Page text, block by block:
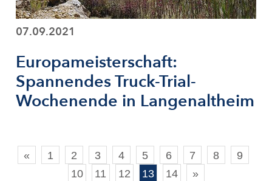
07.09.2021
Europameisterschaft:
Spannendes Truck-Trial-
Wochenende in Langenaltheim
« 1 2 3 4 5 6 7 8
9
10
11 12 13 14 »